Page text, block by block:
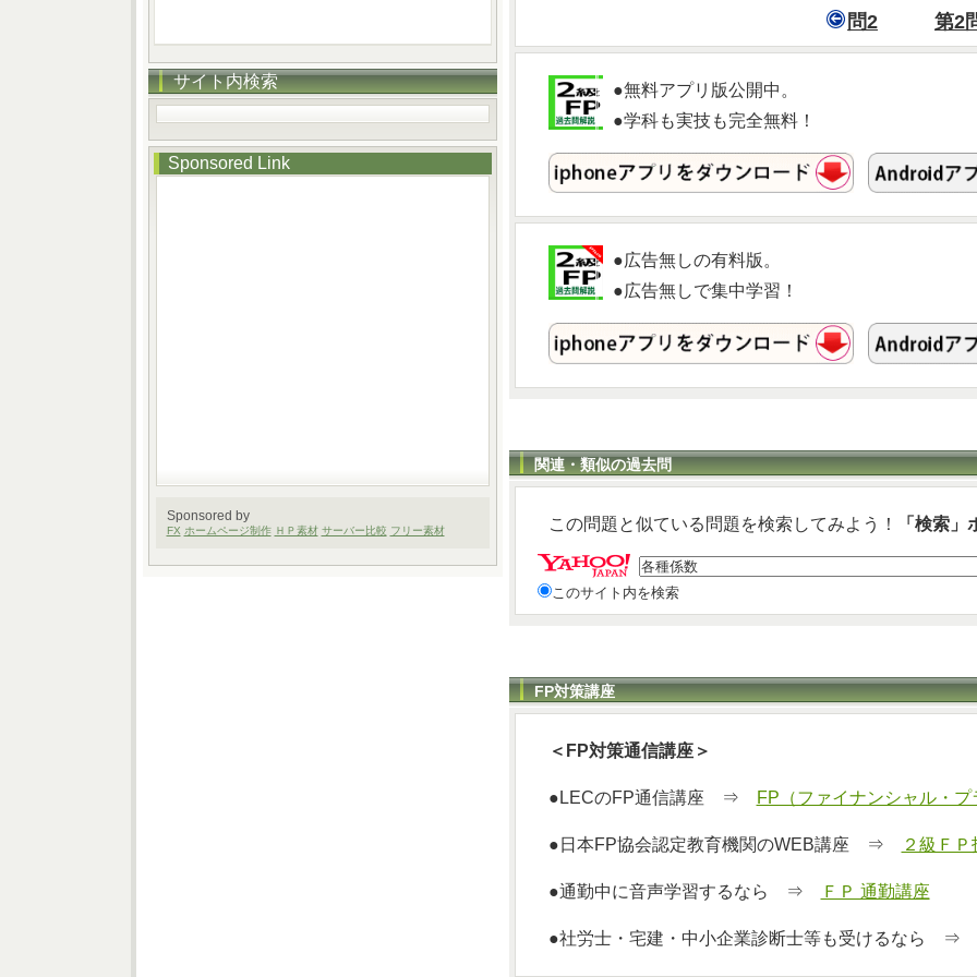
問2 第2
●無料アプリ版公開中。
●学科も実技も完全無料！
●広告無しの有料版。
●広告無しで集中学習！
関連・類似の過去問
この問題と似ている問題を検索してみよう！ 「検索
このサイト内を検索
FP対策講座
＜FP対策通信講座＞
●LECのFP通信講座 ⇒ FP（ファイナンシャル・
●日本FP協会認定教育機関のWEB講座 ⇒ ２級ＦＰ
●通勤中に音声学習するなら ⇒ ＦＰ 通勤講座
●社労士・宅建・中小企業診断士等も受けるなら ⇒
サイト内検索
Sponsored Link
Sponsored by
FX ホームページ制作 ＨＰ素材 サーバー比較 フリー素材